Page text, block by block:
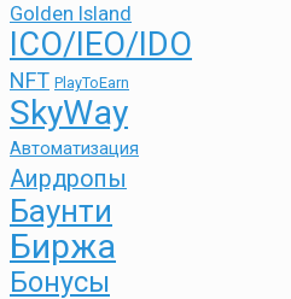
Golden Island
ICO/IEO/IDO
NFT PlayToEarn
SkyWay
Автоматизация
Аирдропы
Баунти
Биржа
Бонусы